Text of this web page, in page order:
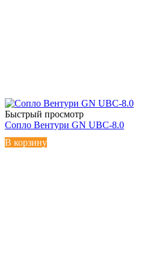
Быстрый просмотр
Сопло Вентури GN UBC-8.0
В корзину